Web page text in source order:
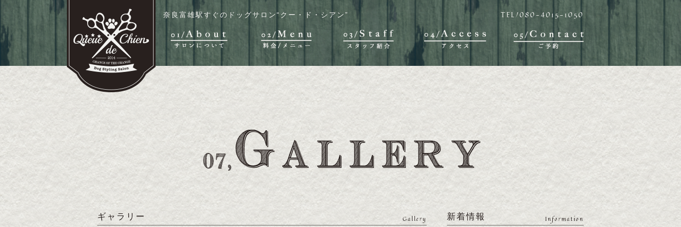
奈良富雄駅すぐのドッグサロン“クー・ド・シアン” TEL/080-4015-1050
ギャラリー Gallery 新着情報 Information